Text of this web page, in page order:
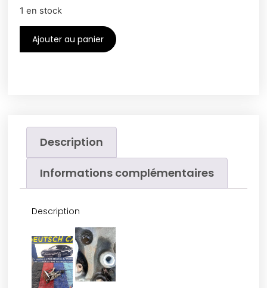
1 en stock
Ajouter au panier
Description
Informations complémentaires
Description